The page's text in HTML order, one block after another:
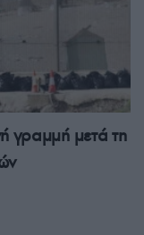
γραμμή μετά τη